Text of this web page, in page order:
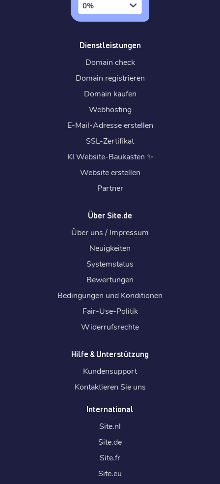
0%
Dienstleistungen
Domain check
Domain registrieren
Domain kaufen
Webhosting
E-Mail-Adresse erstellen
SSL-Zertifikat
KI Website-Baukasten ✨
Website erstellen
Partner
Über Site.de
Über uns / Impressum
Neuigkeiten
Systemstatus
Bewertungen
Bedingungen und Konditionen
Fair-Use-Politik
Widerrufsrechte
Hilfe & Unterstützung
Kundensupport
Kontaktieren Sie uns
International
Site.nl
Site.de
Site.fr
Site.eu